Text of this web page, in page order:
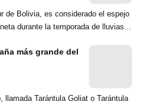
de Bolivia, es considerado el espejo
durante la temporada de lluvias...
más grande del
llamada Tarántula Goliat o Tarántula